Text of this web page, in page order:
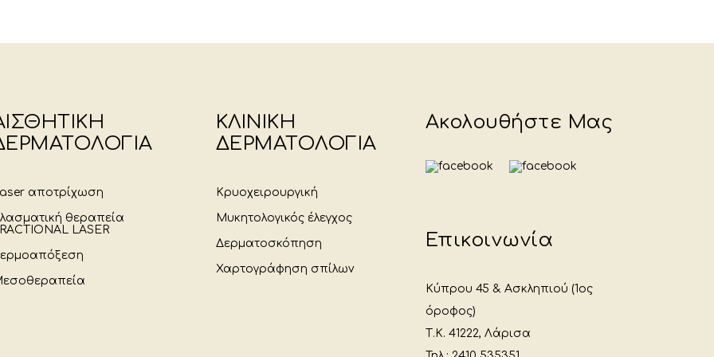
αποτρίχωση
θεραπεία
LASER
ΚΛΙΝΙΚΗ
ΔΕΡΜΑΤΟΛΟΓΙΑ
Κρυοχειρουργική
Μυκητολογικός έλεγχος
Δερματοσκόπηση
Χαρτογράφηση σπίλων
Ακολουθήστε Μας
Επικοινωνία
Κύπρου 45 & Ασκληπιού (1ος
όροφος)
Τ.Κ. 41222, Λάρισα